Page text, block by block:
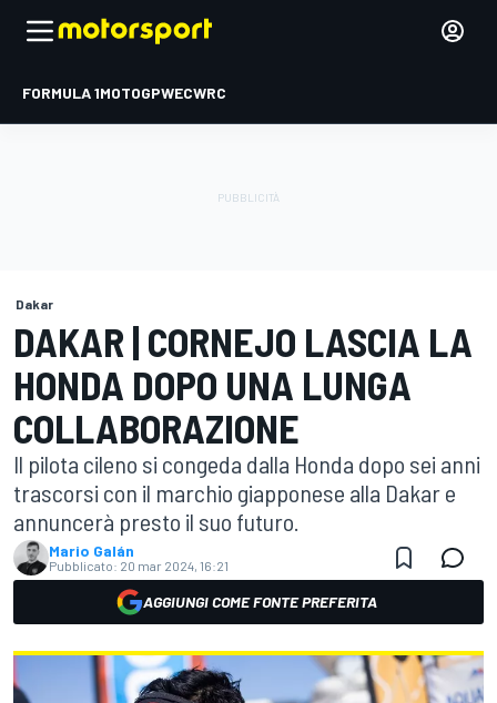
FORMULA 1MOTOGPWECWRC
Dakar
DAKAR | CORNEJO LASCIA LA
HONDA DOPO UNA LUNGA
COLLABORAZIONE
Il pilota cileno si congeda dalla Honda dopo sei anni
trascorsi con il marchio giapponese alla Dakar e
annuncerà presto il suo futuro.
Mario Galán
Pubblicato: 20 mar 2024, 16:21
AGGIUNGI COME FONTE PREFERITA